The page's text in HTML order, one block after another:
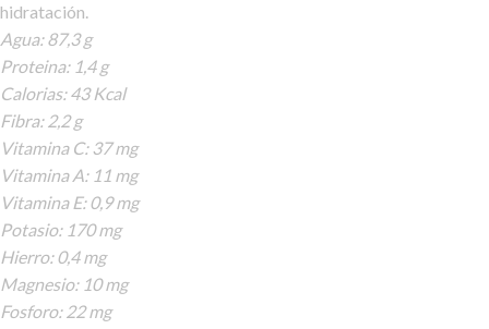
hidratación.
Agua: 87,3 g
Proteina: 1,4 g
Calorias: 43 Kcal
Fibra: 2,2 g
Vitamina C: 37 mg
Vitamina A: 11 mg
Vitamina E: 0,9 mg
Potasio: 170 mg
Hierro: 0,4 mg
Magnesio: 10 mg
Fosforo: 22 mg